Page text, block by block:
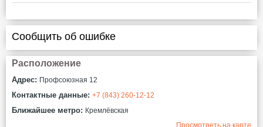
Сообщить об ошибке
Расположение
Адрес: Профсоюзная 12
Контактные данные: +7 (843) 260-12-12
Ближайшее метро: Кремлёвская
Просмотреть на карте